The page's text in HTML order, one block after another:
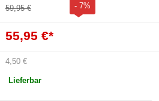
59,95 € - 7%
55,95 €*
4,50 €
Lieferbar